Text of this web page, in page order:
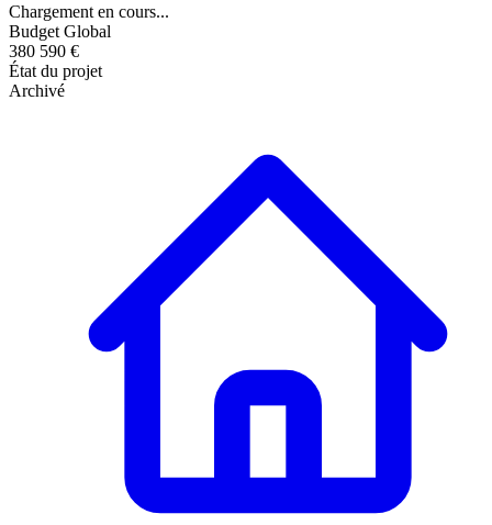
Chargement en cours...
Budget Global
380 590 €
État du projet
Archivé